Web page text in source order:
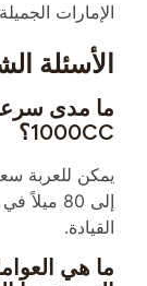
الإمارات
الأسئلة
ما مدى
1000CC؟
إلى 80
القيادة.
ما هي